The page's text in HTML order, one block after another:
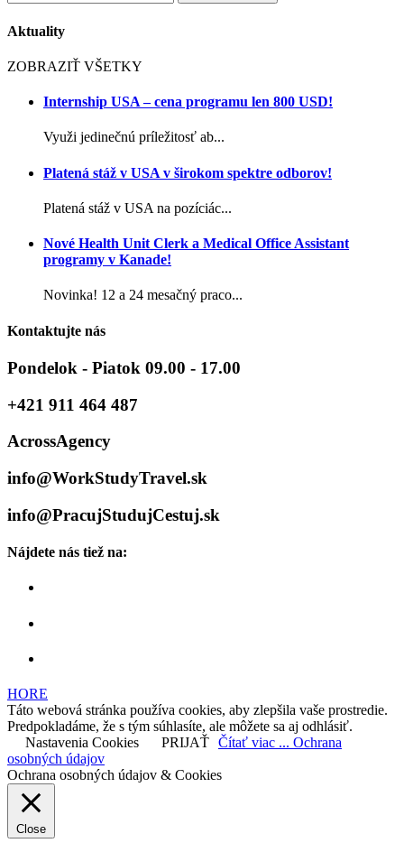
Aktuality
ZOBRAZIŤ VŠETKY
Internship USA – cena programu len 800 USD!
Využi jedinečnú príležitosť ab...
Platená stáž v USA v širokom spektre odborov!
Platená stáž v USA na pozíciác...
Nové Health Unit Clerk a Medical Office Assistant
programy v Kanade!
Novinka! 12 a 24 mesačný praco...
Kontaktujte nás
Pondelok - Piatok 09.00 - 17.00
+421 911 464 487
AcrossAgency
info@WorkStudyTravel.sk
info@PracujStudujCestuj.sk
Nájdete nás tiež na:
HORE
Táto webová stránka používa cookies, aby zlepšila vaše prostredie.
Predpokladáme, že s tým súhlasíte, ale môžete sa aj odhlásiť.
Nastavenia Cookies
PRIJAŤ Čítať viac ... Ochrana
osobných údajov
Ochrana osobných údajov & Cookies
Close